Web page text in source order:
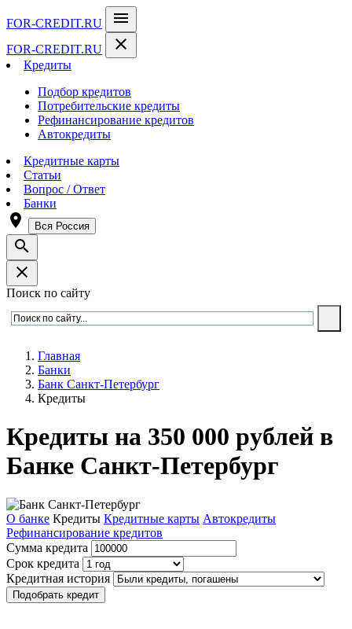
FOR-CREDIT.RU menu
FOR-CREDIT.RU close
Кредиты
Подбор кредитов
Потребительские кредиты
Рефинансирование кредитов
Автокредиты
Кредитные карты
Статьи
Вопрос / Ответ
Банки
room Вся Россия
search
close
Поиск по сайту
Главная
Банки
Банк Санкт-Петербург
Кредиты
Кредиты на 350 000 рублей в
Банке Санкт-Петербург
О банке Кредиты Кредитные карты Автокредиты
Рефинансирование кредитов
Сумма кредита
Срок кредита
Кредитная история
Подобрать кредит